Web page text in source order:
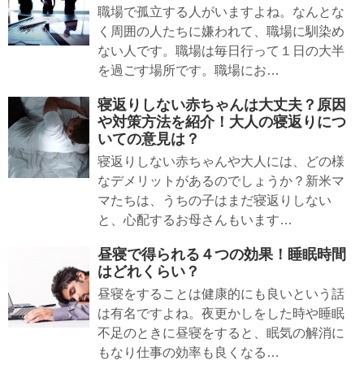
職場で孤立する人がいますよね。なんとな
く周囲の人たちに嫌われて、職場に馴染め
ない人です。職場は毎日行って１日の大半
を過ごす場所です。職場にお…
寝返りしない赤ちゃんは大丈夫？原因
や対策方法を紹介！大人の寝返りにつ
いての意見は？
寝返りしない赤ちゃんや大人には、どの様
なデメリットがあるのでしょうか？新米マ
マたちは、うちの子はまだ寝返りしない
と、心配するお母さんもいます…
昼寝で得られる４つの効果！睡眠時間
はどれくらい？
昼寝をすることは健康的にも良いという話
は有名ですよね。夜更かしをした時や睡眠
不足のときに昼寝をすると、眠気の解消に
もなり仕事の効率も良くなる…